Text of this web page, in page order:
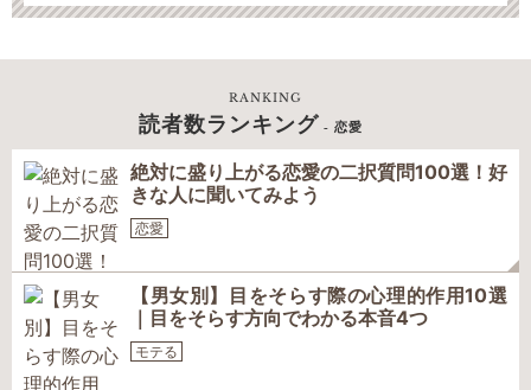
RANKING
読者数ランキング - 恋愛
絶対に盛り上がる恋愛の二択質問100選！好
きな人に聞いてみよう
恋愛
【男女別】目をそらす際の心理的作用10選
｜目をそらす方向でわかる本音4つ
モテる